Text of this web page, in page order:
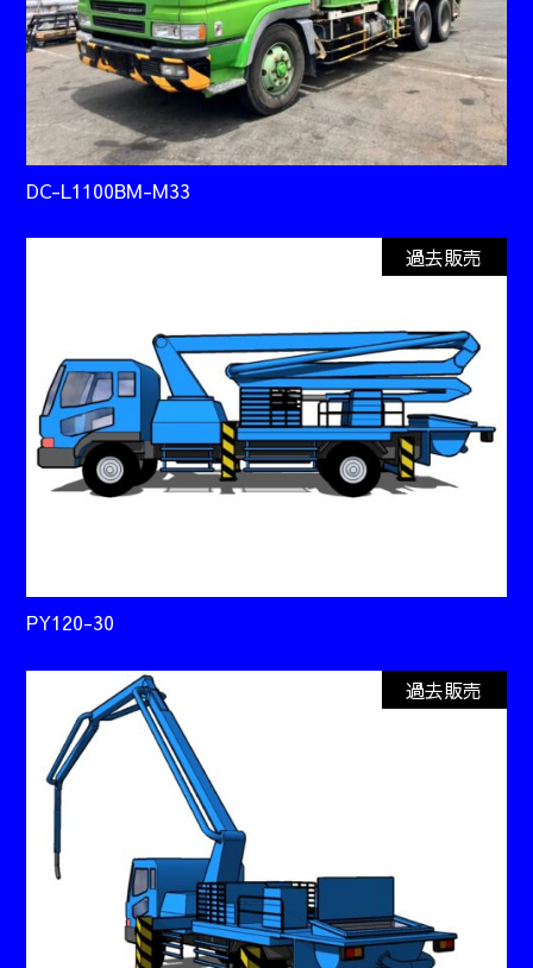
DC-L1100BM-M33
過去販売
PY120-30
過去販売